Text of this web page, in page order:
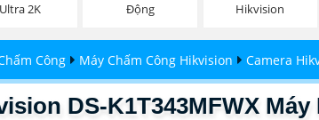
Ultra 2K
Động
Hikvision
Công Máy Chấm Công Hikvision Camera
DS-K1T343MFWX